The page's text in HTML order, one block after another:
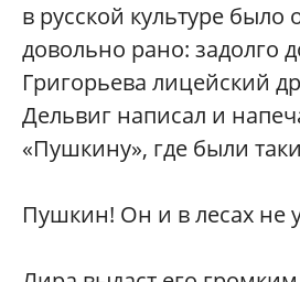
в русской культуре было
довольно рано: задолго
Григорьева лицейский
Дельвиг написал и
«Пушкину», где были
Пушкин! Он и в лесах не